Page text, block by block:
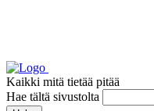
Kaikki mitä tietää pitää
Hae tältä sivustolta